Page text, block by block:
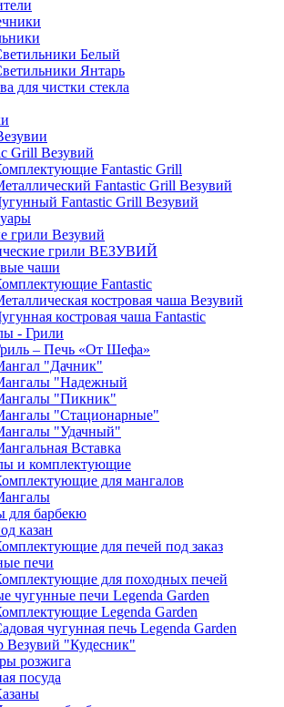
Белый
Янтарь
для чистки стекла
Grill Везувий
Fantastic Grill
Fantastic Grill Везувий
Fantastic Grill Везувий
грили Везувий
грили ВЕЗУВИЙ
чаши
Fantastic
костровая чаша Везувий
костровая чаша Fantastic
- Грили
– Печь «От Шефа»
"Дачник"
"Надежный
"Пикник"
"Стационарные"
"Удачный"
Вставка
и комплектующие
для мангалов
для барбекю
казан
для печей под заказ
печи
для походных печей
чугунные печи Legenda Garden
Legenda Garden
чугунная печь Legenda Garden
Везувий "Кудесник"
розжига
посуда